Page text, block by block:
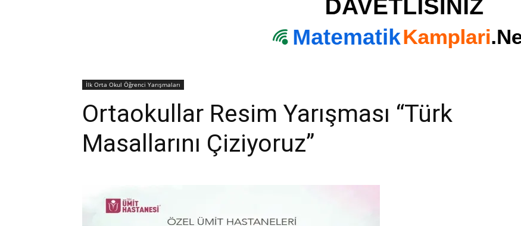
İlk Orta Okul Öğrenci Yarışmaları
Ortaokullar Resim Yarışması “Türk
Masallarını Çiziyoruz”